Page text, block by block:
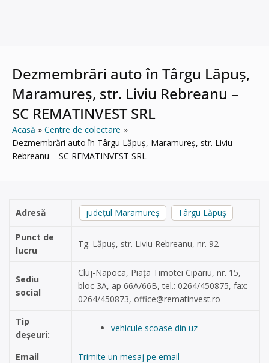
Dezmembrări auto în Târgu Lăpuș,
Maramureș, str. Liviu Rebreanu –
SC REMATINVEST SRL
Acasă
Centre de colectare
Dezmembrări auto în Târgu Lăpuș, Maramureș, str. Liviu
Rebreanu – SC REMATINVEST SRL
Adresă județul Maramureș Târgu Lăpuș
Punct de
lucru
Tg. Lăpuș, str. Liviu Rebreanu, nr. 92
Sediu
social
Cluj-Napoca, Piața Timotei Cipariu, nr. 15,
bloc 3A, ap 66A/66B, tel.: 0264/450875, fax:
0264/450873, office@rematinvest.ro
Tip
deșeuri:
vehicule scoase din uz
Email
Trimite un mesaj pe email